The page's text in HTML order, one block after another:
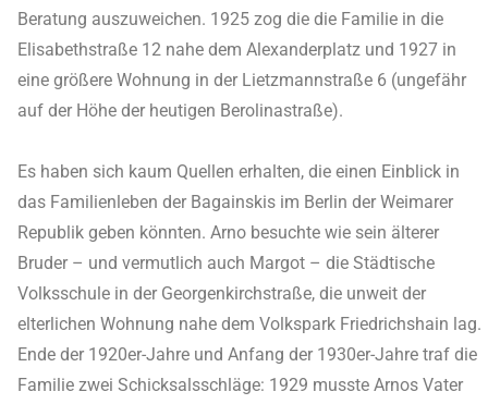
Beratung auszuweichen. 1925 zog die die Familie in die
Elisabethstraße 12 nahe dem Alexanderplatz und 1927 in
eine größere Wohnung in der Lietzmannstraße 6 (ungefähr
auf der Höhe der heutigen Berolinastraße).
Es haben sich kaum Quellen erhalten, die einen Einblick in
das Familienleben der Bagainskis im Berlin der Weimarer
Republik geben könnten. Arno besuchte wie sein älterer
Bruder – und vermutlich auch Margot – die Städtische
Volksschule in der Georgenkirchstraße, die unweit der
elterlichen Wohnung nahe dem Volkspark Friedrichshain lag.
Ende der 1920er-Jahre und Anfang der 1930er-Jahre traf die
Familie zwei Schicksalsschläge: 1929 musste Arnos Vater